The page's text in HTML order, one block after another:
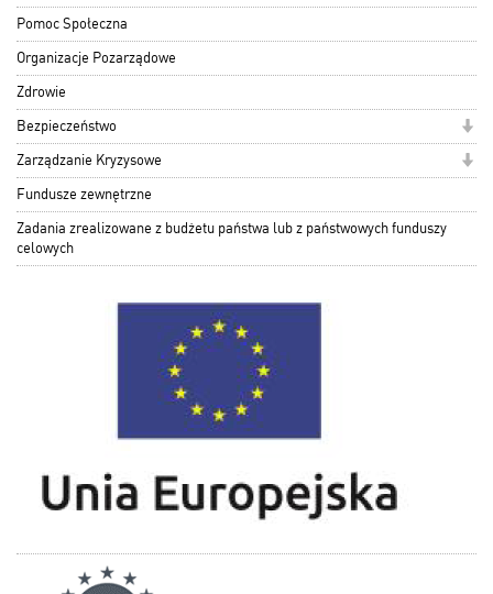
Pomoc Społeczna
Organizacje Pozarządowe
Zdrowie
Bezpieczeństwo
Zarządzanie Kryzysowe
Fundusze zewnętrzne
Zadania zrealizowane z budżetu państwa lub z państwowych funduszy
celowych